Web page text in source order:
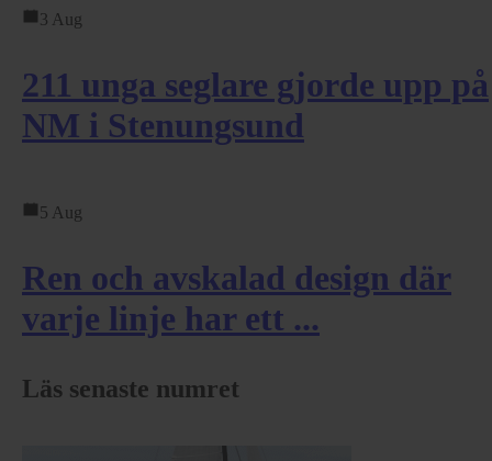
3 Aug
211 unga seglare gjorde upp på
NM i Stenungsund
5 Aug
Ren och avskalad design där
varje linje har ett ...
Läs senaste numret